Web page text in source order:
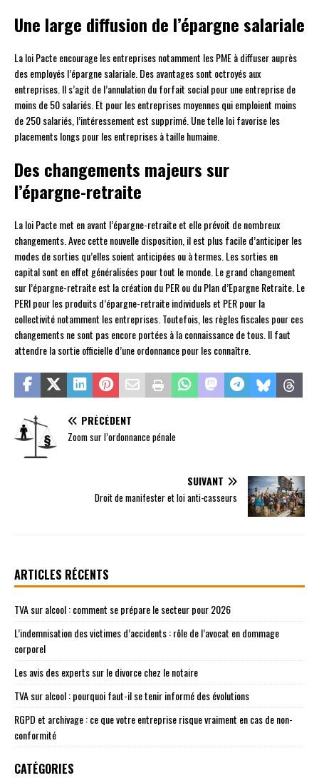
Une large diffusion de l’épargne salariale
La loi Pacte encourage les entreprises notamment les PME à diffuser auprès
des employés l’épargne salariale. Des avantages sont octroyés aux
entreprises. Il s’agit de l’annulation du forfait social pour une entreprise de
moins de 50 salariés. Et pour les entreprises moyennes qui emploient moins
de 250 salariés, l’intéressement est supprimé. Une telle loi favorise les
placements longs pour les entreprises à taille humaine.
Des changements majeurs sur
l’épargne-retraite
La loi Pacte met en avant l’épargne-retraite et elle prévoit de nombreux
changements. Avec cette nouvelle disposition, il est plus facile d’anticiper les
modes de sorties qu’elles soient anticipées ou à termes. Les sorties en
capital sont en effet généralisées pour tout le monde. Le grand changement
sur l’épargne-retraite est la création du PER ou du Plan d’Epargne Retraite. Le
PERI pour les produits d’épargne-retraite individuels et PER pour la
collectivité notamment les entreprises. Toutefois, les règles fiscales pour ces
changements ne sont pas encore portées à la connaissance de tous. Il faut
attendre la sortie officielle d’une ordonnance pour les connaître.
PRÉCÉDENT
Zoom sur l’ordonnance pénale
SUIVANT
Droit de manifester et loi anti-casseurs
ARTICLES RÉCENTS
TVA sur alcool : comment se prépare le secteur pour 2026
L’indemnisation des victimes d’accidents : rôle de l’avocat en dommage
corporel
Les avis des experts sur le divorce chez le notaire
TVA sur alcool : pourquoi faut-il se tenir informé des évolutions
RGPD et archivage : ce que votre entreprise risque vraiment en cas de non-
conformité
CATÉGORIES